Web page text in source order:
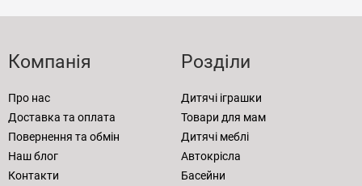
Компанія
Про нас
Доставка та оплата
Повернення та обмін
Наш блог
Контакти
Розділи
Дитячі іграшки
Товари для мам
Дитячі меблі
Автокрісла
Басейни